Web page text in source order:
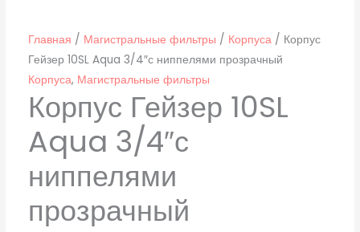
Главная / Магистральные фильтры / Корпуса/ Корпус
Гейзер 10SL Aqua 3/4″с ниппелями прозрачный
Корпуса, Магистральные фильтры
Корпус Гейзер 10SL
Aqua 3/4″с
ниппелями
прозрачный
прозрачный